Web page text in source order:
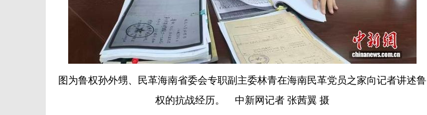
图为鲁权孙外甥、民革海南省委会专职副主委林青在海南民革党员之家向记者讲述鲁
权的抗战经历。 中新网记者 张茜翼 摄